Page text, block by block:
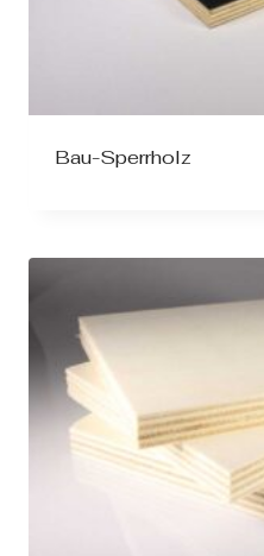
Bau-Sperrholz